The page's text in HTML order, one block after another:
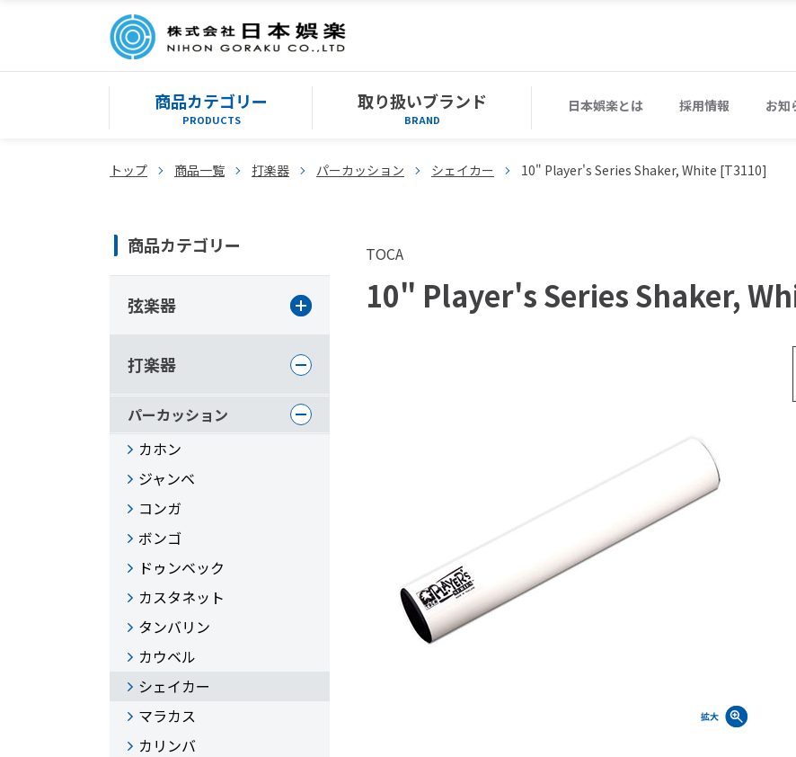
商品カテゴリー
PRODUCTS
取り扱いブランド
BRAND
日本娯楽とは 採用情報 お知
トップ 商品一覧 打楽器 パーカッション シェイカー 10" Player's Series Shaker, White [T3110]
TOCA
10" Player's Series Shaker,
商品カテゴリー
弦楽器
打楽器
パーカッション
カホン
ジャンベ
コンガ
ボンゴ
ドゥンベック
カスタネット
タンバリン
カウベル
シェイカー
マラカス
カリンバ